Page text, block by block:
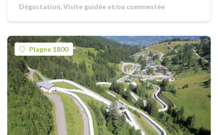
Dégustation, Visite guidée et/ou commentée
Plagne 1800